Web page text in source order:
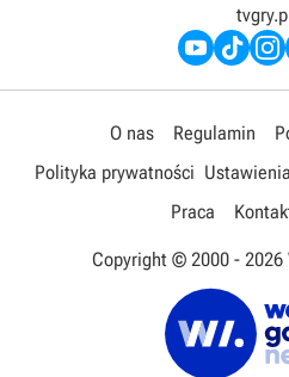
O nas Regulamin
Polityka prywatności
Praca
Copyright © 2000 - 2026